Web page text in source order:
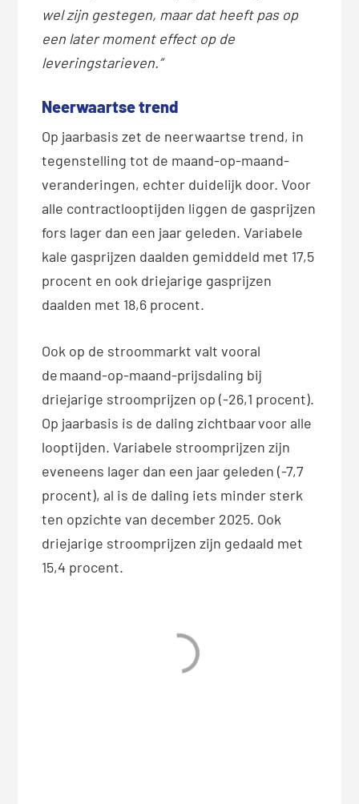
wel zijn gestegen, maar dat heeft pas op
een later moment effect op de
leveringstarieven.”
Neerwaartse trend
Op jaarbasis zet de neerwaartse trend, in
tegenstelling tot de maand-op-maand-
veranderingen, echter duidelijk door. Voor
alle contractlooptijden liggen de gasprijzen
fors lager dan een jaar geleden. Variabele
kale gasprijzen daalden gemiddeld met 17,5
procent en ook driejarige gasprijzen
daalden met 18,6 procent.
Ook op de stroommarkt valt vooral
de maand-op-maand-prijsdaling bij
driejarige stroomprijzen op (-26,1 procent).
Op jaarbasis is de daling zichtbaar voor alle
looptijden. Variabele stroomprijzen zijn
eveneens lager dan een jaar geleden (-7,7
procent), al is de daling iets minder sterk
ten opzichte van december 2025. Ook
driejarige stroomprijzen zijn gedaald met
15,4 procent.